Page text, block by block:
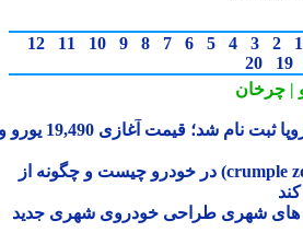
2
3
4
5
6
7
8
9
10
11
12
20
جیلی E2 الکتریکی در اروپا ثبت نام شد؛ قیمت آغازی 19,490 یورو و
منطقه خرد شونده (crumple zone) در خودرو چیست و چگونه از
شهری طراحی خودروی شهری جدید